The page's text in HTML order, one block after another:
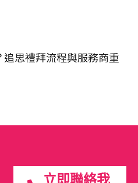
思禮拜流程與服務商重
立即聯絡我